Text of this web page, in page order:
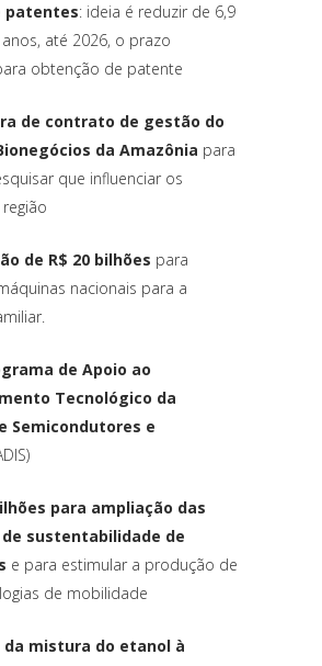
patentes: ideia é reduzir de 6,9
até 2026, o prazo
obtenção de patente
de contrato de gestão do
da Amazônia para
que influenciar os
de R$ 20 bilhões para
nacionais para a
de Apoio ao
Tecnológico da
Semicondutores e
para ampliação das
sustentabilidade de
e para estimular a produção de
de mobilidade
da mistura do etanol à